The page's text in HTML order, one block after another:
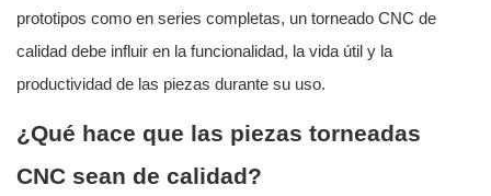
prototipos como en series completas, un torneado CNC de
calidad debe influir en la funcionalidad, la vida útil y la
productividad de las piezas durante su uso.
¿Qué hace que las piezas torneadas
CNC sean de calidad?